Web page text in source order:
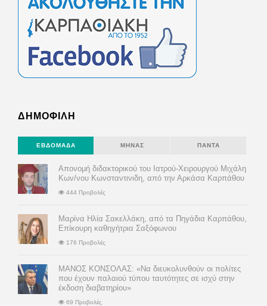
ΔΗΜΟΦΙΛΗ
ΕΒΔΟΜΆΔΑ ΜΉΝΑΣ ΠΆΝΤΑ
Απονομή διδακτορικού του Ιατρού-Χειρουργού Μιχάλη
Κων/νου Κωνσταντινιδη, από την Αρκάσα Καρπάθου
444 Προβολές
Μαρίνα Ηλία Σακελλάκη, από τα Πηγάδια Καρπάθου,
Επίκουρη καθηγήτρια Σαξόφωνου
176 Προβολές
ΜΑΝΟΣ ΚΟΝΣΟΛΑΣ: «Να διευκολυνθούν οι πολίτες
που έχουν παλαιού τύπου ταυτότητες σε ισχύ στην
έκδοση διαβατηρίου»
69 Προβολές